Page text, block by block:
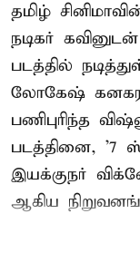
தமிழ்
நடிகர்
படத்தில்
லோகேஷ்
பணிபுரிந்த
படத்தினை, '7
இயக்குநர்
ஆகிய